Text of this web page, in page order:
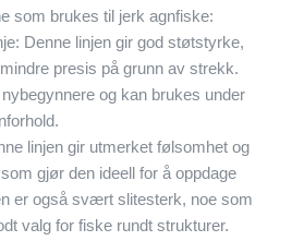
som brukes til jerk agnfiske:
Denne linjen gir god støtstyrke,
presis på grunn av strekk.
og kan brukes under
linjen gir utmerket følsomhet og
gjør den ideell for å oppdage
er også svært slitesterk, noe som
valg for fiske rundt strukturer.